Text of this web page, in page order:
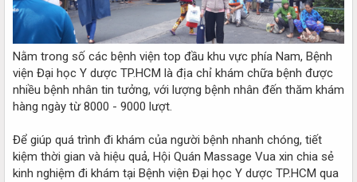
Nằm trong số các bệnh viện top đầu khu vực phía Nam, Bệnh
viện Đại học Y dược TP.HCM là địa chỉ khám chữa bệnh được
nhiều bệnh nhân tin tưởng, với lượng bệnh nhân đến thăm khám
hàng ngày từ 8000 - 9000 lượt.
Để giúp quá trình đi khám của người bệnh nhanh chóng, tiết
kiệm thời gian và hiệu quả, Hội Quán Massage Vua xin chia sẻ
kinh nghiệm đi khám tại Bệnh viện Đại học Y dược TP.HCM qua